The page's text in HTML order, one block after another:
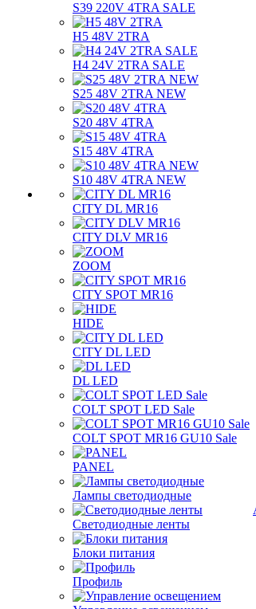
S39 220V 4TRA SALE
H5 48V 2TRA
H4 24V 2TRA SALE
S25 48V 2TRA NEW
S20 48V 4TRA
S15 48V 4TRA
S10 48V 4TRA NEW
CITY DL MR16
CITY DLV MR16
ZOOM
CITY SPOT MR16
HIDE
CITY DL LED
DL LED
COLT SPOT LED Sale
COLT SPOT MR16 GU10 Sale
PANEL
Лампы светодиодные
Светодиодные ленты
Блоки питания
Профиль